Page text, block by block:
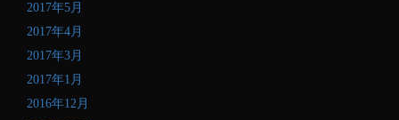
2017年5月
2017年4月
2017年3月
2017年1月
2016年12月